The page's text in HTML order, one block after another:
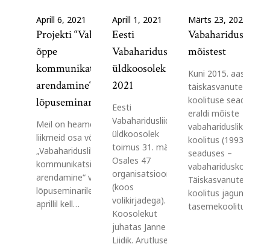
Aprill 6, 2021
Projekti “Vabaharidusliku
õppe
kommunikatsioonitegevuste
arendamine“ virtuaalne
lõpuseminar toimub 16.04
Meil on heameel kutsuda kõiki
liikmeid osa võtma projekti
„Vabaharidusliku õppe
kommunikatsioonitegevuste
arendamine“ virtuaalsele
lõpuseminarile, mis toimub 16.
aprillil kell…
Aprill 1, 2021
Eesti
Vabaharidusliidu
üldkoosolek
2021
Eesti
Vabaharidusliidu
üldkoosolek
toimus 31. märtsil.
Osales 47
organisatsiooni
(koos
volikirjadega).
Koosolekut
juhatas Janne
Liidik. Arutlusel ja
Märts 23, 2021
Vabahariduse
mõistest
Kuni 2015. aastani
täiskasvanute
koolituse seaduses
eraldi mõiste
vabahariduslik
koolitus (1993. a
seaduses –
Täiskasvanute
koolitus jagunes:
tasemekoolitus,…